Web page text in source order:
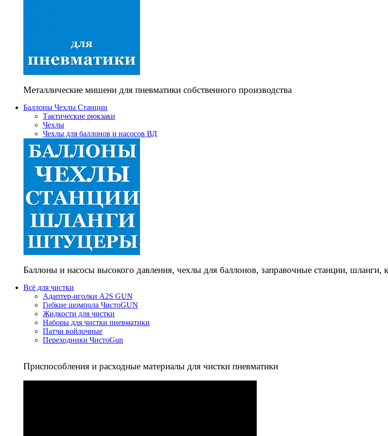
Металлические мишени для пневматики собственного производства
Баллоны Чехлы Станции
Тактические рюкзаки
Чехлы
Чехлы для баллонов и насосов ВД
Баллоны и насосы высокого давления, чехлы для баллонов, заправочные станции,
Всё для чистки
Адаптер-иголки A2S GUN
Гибкие шомпола ЧистоGUN
Жидкости для чистки
Наборы для чистки пневматики
Патчи войлочные
Переходники ЧистоGun
Приспособления и расходные материалы для чистки пневматики